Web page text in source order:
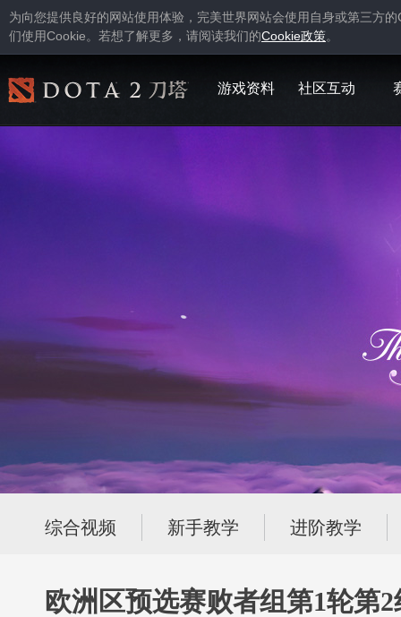
为向您提供良好的网站使用体验，完美世界网站会使用自身或第三方的
们使用Cookie。若想了解更多，请阅读我们的Cookie政策。
游戏资料 社区互动
综合视频 新手教学 进阶教学
欧洲区预选赛败者组第1轮第2